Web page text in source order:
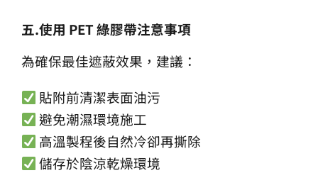
五.使用 PET綠膠帶注意事項
為確保最佳遮蔽效果，建議：
貼附前清潔表面油污
避免潮濕環境施工
高溫製程後自然冷卻再撕除
儲存於陰涼乾燥環境